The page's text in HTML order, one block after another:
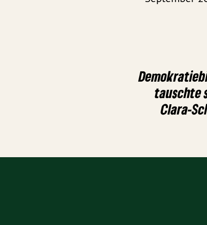
tauschte
Clara-